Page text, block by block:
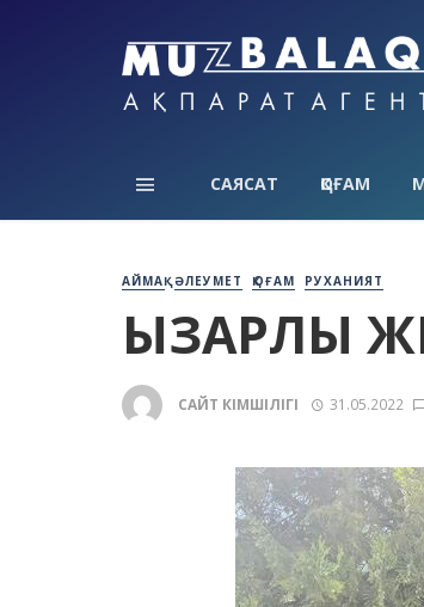
САЯСАТ ҚОҒАМ
АЙМАҚ ӘЛЕУМЕТ ҚОҒАМ РУХАНИЯТ
ЫЗҒАРЛЫ
САЙТ ӘКІМШІЛІГІ 31.05.2022